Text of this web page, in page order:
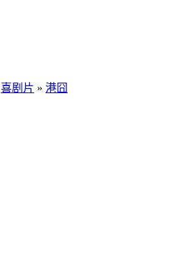
喜剧片 » 港囧